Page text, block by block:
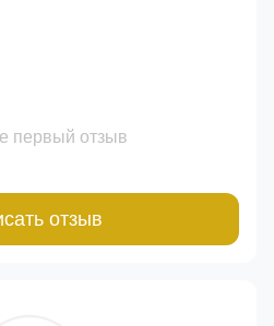
первый отзыв
отзыв